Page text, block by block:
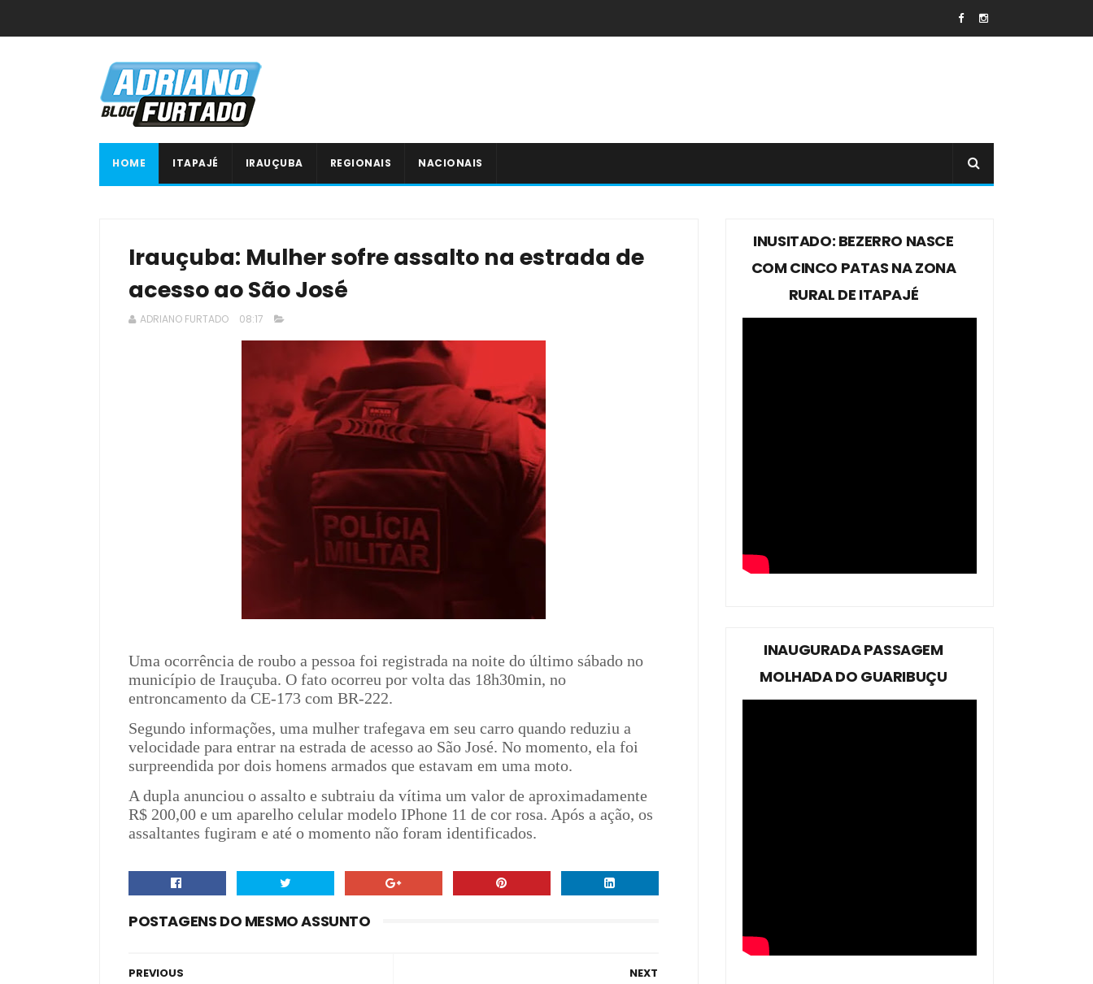
HOME ITAPAJÉ IRAUÇUBA REGIONAIS NACIONAIS
Irauçuba: Mulher sofre assalto na estrada de
acesso ao São José
ADRIANO FURTADO 08:17
Uma ocorrência de roubo a pessoa foi registrada na noite do último sábado no
município de Irauçuba. O fato ocorreu por volta das 18h30min, no
entroncamento da CE-173 com BR-222.
Segundo informações, uma mulher trafegava em seu carro quando reduziu a
velocidade para entrar na estrada de acesso ao São José. No momento, ela foi
surpreendida por dois homens armados que estavam em uma moto.
A dupla anunciou o assalto e subtraiu da vítima um valor de aproximadamente
R$ 200,00 e um aparelho celular modelo IPhone 11 de cor rosa. Após a ação, os
assaltantes fugiram e até o momento não foram identificados.
POSTAGENS DO MESMO ASSUNTO
NEXT
PREVIOUS
INUSITADO: BEZERRO NASCE
COM CINCO PATAS NA ZONA
RURAL DE ITAPAJÉ
INAUGURADA PASSAGEM
MOLHADA DO GUARIBUÇU